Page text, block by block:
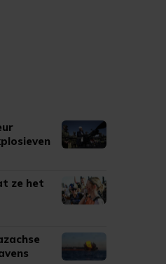
ze het